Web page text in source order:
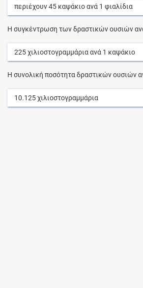
περιέχουν45 καψάκιοανά 1 φιαλίδια
Η συγκέντρωση των δραστικών ουσιών
225χιλιοστογραμμάριαανά 1 καψάκιο
Η συνολική ποσότητα δραστικών ουσιών
10.125χιλιοστογραμμάρια